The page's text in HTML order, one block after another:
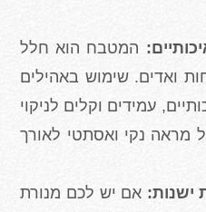
המטבח הוא חלל
ואדים. שימוש באהילים
עמידים וקלים לניקוי
מראה נקי ואסתטי לאורך
ישנות: אם יש לכם מנורת